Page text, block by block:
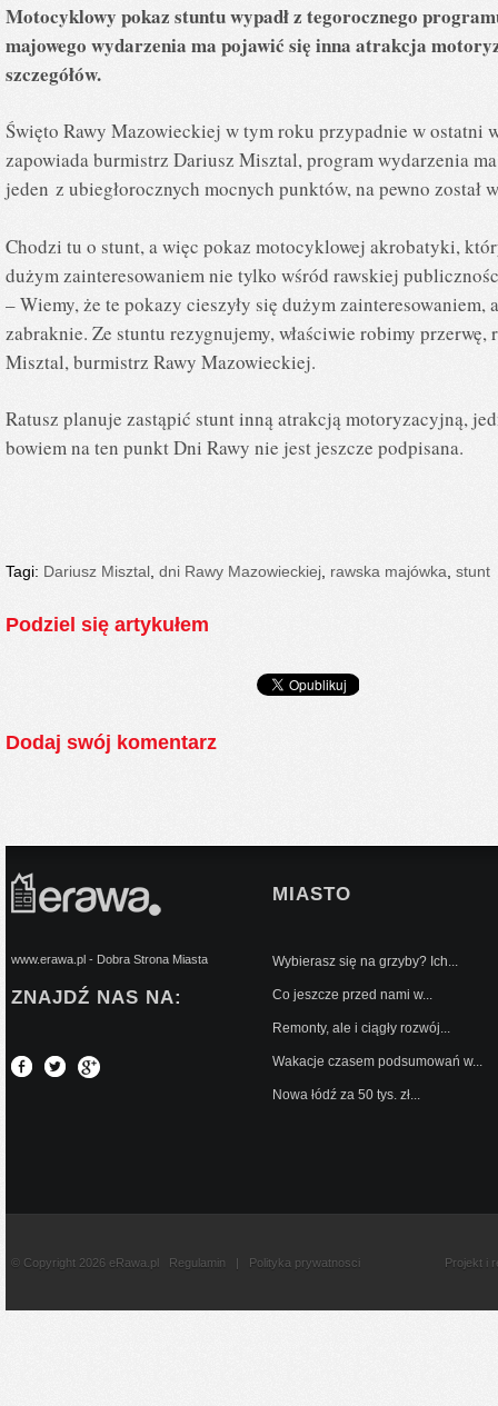
Motocyklowy pokaz stuntu wypadł z tegorocznego
majowego wydarzenia ma pojawić się inna atrakcja
szczegółów.
Święto Rawy Mazowieckiej w tym roku przypadnie w ostatni
zapowiada burmistrz Dariusz Misztal, program wydarzenia
jeden z ubiegłorocznych mocnych punktów, na pewno został
Chodzi tu o stunt, a więc pokaz motocyklowej akrobatyki,
dużym zainteresowaniem nie tylko wśród rawskiej
– Wiemy, że te pokazy cieszyły się dużym zainteresowaniem,
zabraknie. Ze stuntu rezygnujemy, właściwie robimy
Misztal, burmistrz Rawy Mazowieckiej.
Ratusz planuje zastąpić stunt inną atrakcją motoryzacyjną,
bowiem na ten punkt Dni Rawy nie jest jeszcze podpisana.
Tagi: Dariusz Misztal dni Rawy Mazowieckiej rawska majówka stunt
Podziel się artykułem
Dodaj swój komentarz
www.erawa.pl - Dobra Strona Miasta
ZNAJDŹ NAS NA:
MIASTO
Wybierasz się na grzyby? Ich...
Co jeszcze przed nami w...
Remonty, ale i ciągły rozwój...
Wakacje czasem podsumowań w...
Nowa łódź za 50 tys. zł...
© Copyright 2026 eRawa.pl Regulamin | Polityka prywatnosci Projekt i